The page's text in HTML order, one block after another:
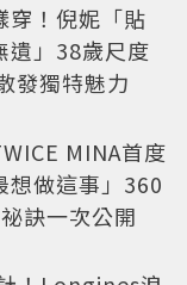
穿！倪妮「貼
遺」38歲尺度
發獨特魅力
MINA首度
想做這事」360
訣一次公開